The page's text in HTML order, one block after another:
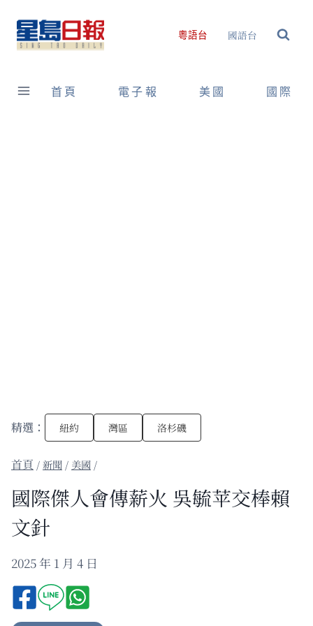
content
粵語台 國語台
首頁 電子報 美國 國際
精選： 紐約 灣區 洛杉磯
/新聞 / 美國 /
國際傑人會傳薪火 吳毓苹交棒賴
文針
2025 年 1 月 4 日